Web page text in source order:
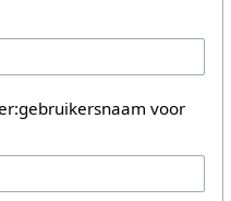
voor